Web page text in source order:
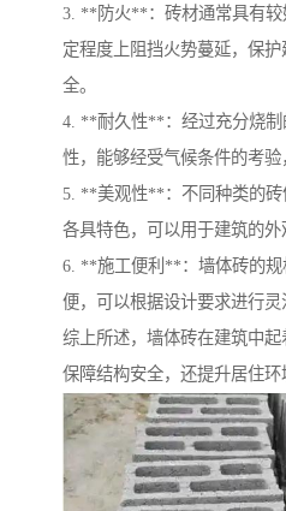
3. **防火**：砖材通常具有
定程度上阻挡火势蔓延，保
全。
4. **耐久性**：经过充分烧制
性，能够经受气候条件的考验
5. **美观性**：不同种类的砖
各具特色，可以用于建筑的外
6. **施工便利**：墙体砖的
便，可以根据设计要求进行灵
综上所述，墙体砖在建筑中
保障结构安全，还提升居住环